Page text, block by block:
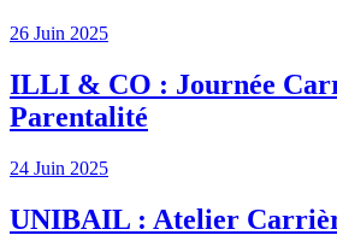
26 Juin 2025
ILLI & CO : Journée
Parentalité
24 Juin 2025
UNIBAIL : Atelier